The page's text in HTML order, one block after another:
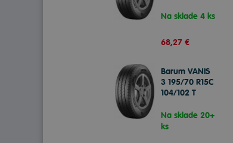
Na sklade 4 ks
68,27 €
Barum VANIS
3 195/70 R15C
104/102 T
Na sklade 20+
ks